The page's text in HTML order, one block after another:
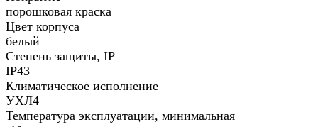
порошковая краска
Цвет корпуса
белый
Степень защиты, IP
IP43
Климатическое исполнение
УХЛ4
Температура эксплуатации, минимальная